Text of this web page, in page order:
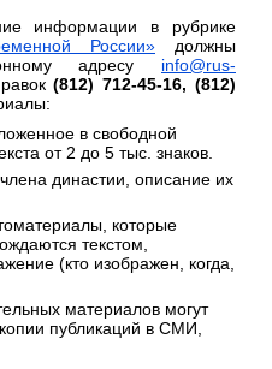
информации в рубрике
России» должны
адресу info@rus-
(812) 712-45-16, (812)
в свободной
от 2 до 5 тыс. знаков.
династии, описание их
которые
текстом,
(кто изображен, когда,
материалов могут
публикаций в СМИ,